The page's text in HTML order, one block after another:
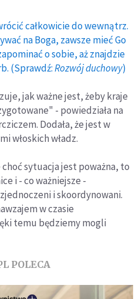
całkowicie do wewnątrz.
na Boga, zawsze mieć Go
o sobie, aż znajdzie
(Sprawdź:Rozwój duchowy)
jak ważne jest, żeby kraje
- powiedziała na
Dodała, że jest w
włoskich władz.
choć sytuacja jest poważna, to
i - co ważniejsze -
i skoordynowani.
w czasie
temu będziemy mogli
POLECA